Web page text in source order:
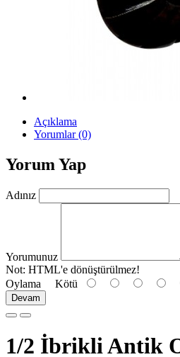
Açıklama
Yorumlar (0)
Yorum Yap
Adınız
Yorumunuz
Not: HTML'e dönüştürülmez!
Oylama Kötü
Devam
1/2 İbrikli Antik